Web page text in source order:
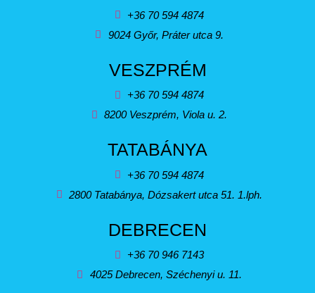
+36 70 594 4874
9024 Győr, Práter utca 9.
VESZPRÉM
+36 70 594 4874
8200 Veszprém, Viola u. 2.
TATABÁNYA
+36 70 594 4874
2800 Tatabánya, Dózsakert utca 51. 1.lph.
DEBRECEN
+36 70 946 7143
4025 Debrecen, Széchenyi u. 11.